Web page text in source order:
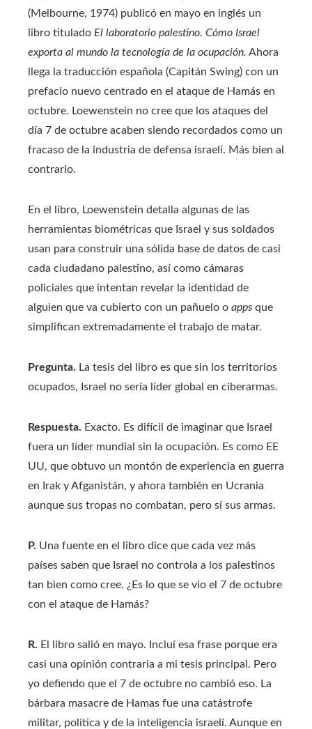
(Melbourne, 1974) publicó en mayo en inglés un
libro titulado El laboratorio palestino. Cómo Israel
exporta al mundo la tecnología de la ocupación. Ahora
llega la traducción española (Capitán Swing) con un
prefacio nuevo centrado en el ataque de Hamás en
octubre. Loewenstein no cree que los ataques del
día 7 de octubre acaben siendo recordados como un
fracaso de la industria de defensa israelí. Más bien al
contrario.
En el libro, Loewenstein detalla algunas de las
herramientas biométricas que Israel y sus soldados
usan para construir una sólida base de datos de casi
cada ciudadano palestino, así como cámaras
policiales que intentan revelar la identidad de
alguien que va cubierto con un pañuelo o apps que
simplifican extremadamente el trabajo de matar.
Pregunta. La tesis del libro es que sin los territorios
ocupados, Israel no sería líder global en ciberarmas.
Respuesta. Exacto. Es difícil de imaginar que Israel
fuera un líder mundial sin la ocupación. Es como EE
UU, que obtuvo un montón de experiencia en guerra
en Irak y Afganistán, y ahora también en Ucrania
aunque sus tropas no combatan, pero sí sus armas.
P. Una fuente en el libro dice que cada vez más
países saben que Israel no controla a los palestinos
tan bien como cree. ¿Es lo que se vio el 7 de octubre
con el ataque de Hamás?
R. El libro salió en mayo. Incluí esa frase porque era
casi una opinión contraria a mi tesis principal. Pero
yo defiendo que el 7 de octubre no cambió eso. La
bárbara masacre de Hamas fue una catástrofe
militar, política y de la inteligencia israelí. Aunque en